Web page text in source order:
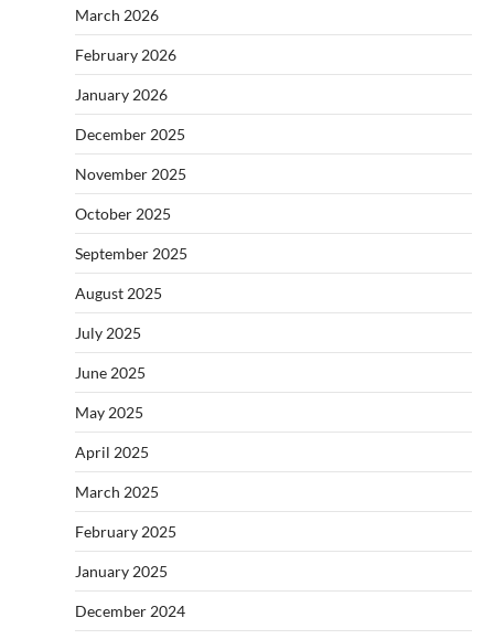
March 2026
February 2026
January 2026
December 2025
November 2025
October 2025
September 2025
August 2025
July 2025
June 2025
May 2025
April 2025
March 2025
February 2025
January 2025
December 2024